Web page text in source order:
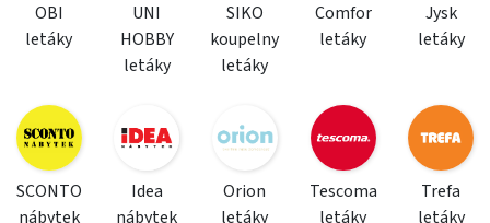
OBI
letáky
UNI
HOBBY
letáky
SIKO
koupelny
letáky
Comfor
letáky
Jysk
letáky
SCONTO
nábytek
Idea
nábytek
Orion
letáky
Tescoma
letáky
Trefa
letáky